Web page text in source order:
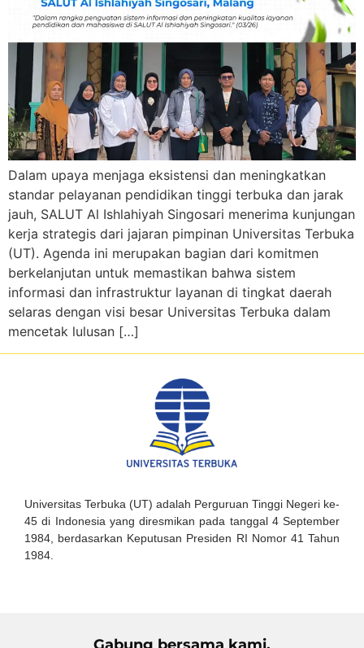
Dalam upaya menjaga eksistensi dan meningkatkan
standar pelayanan pendidikan tinggi terbuka dan jarak
jauh, SALUT Al Ishlahiyah Singosari menerima kunjungan
kerja strategis dari jajaran pimpinan Universitas Terbuka
(UT). Agenda ini merupakan bagian dari komitmen
berkelanjutan untuk memastikan bahwa sistem
informasi dan infrastruktur layanan di tingkat daerah
selaras dengan visi besar Universitas Terbuka dalam
mencetak lulusan […]
Universitas Terbuka (UT) adalah Perguruan Tinggi Negeri ke-
45 di Indonesia yang diresmikan pada tanggal 4 September
1984, berdasarkan Keputusan Presiden RI Nomor 41 Tahun
1984.